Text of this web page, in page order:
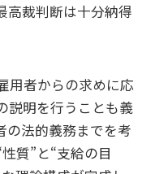
高裁判断は十分納得
用者からの求めに応
説明を行うことも義
の法的義務までを考
質”と“支給の目